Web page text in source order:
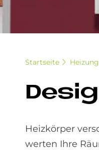
Startseite Heizung
Heizkörper
werten Ihre